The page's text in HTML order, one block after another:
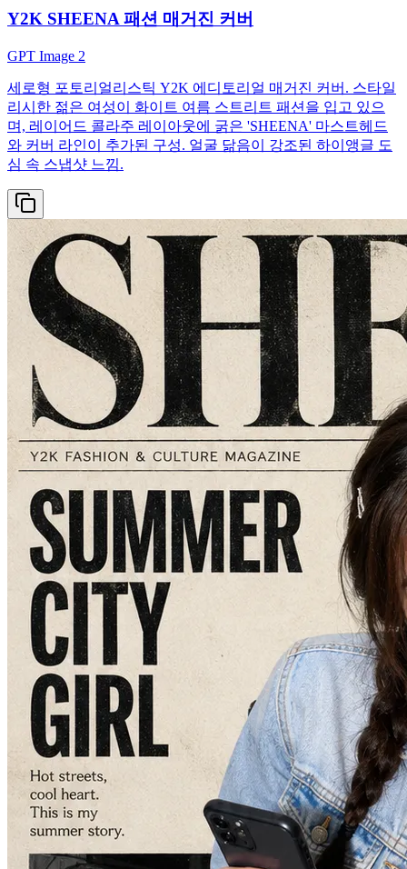
Y2K SHEENA 패션 매거진 커버
GPT Image 2
세로형 포토리얼리스틱 Y2K 에디토리얼 매거진 커버. 스타일
리시한 젊은 여성이 화이트 여름 스트리트 패션을 입고 있으
며, 레이어드 콜라주 레이아웃에 굵은 'SHEENA' 마스트헤드
와 커버 라인이 추가된 구성. 얼굴 닮음이 강조된 하이앵글 도
심 속 스냅샷 느낌.